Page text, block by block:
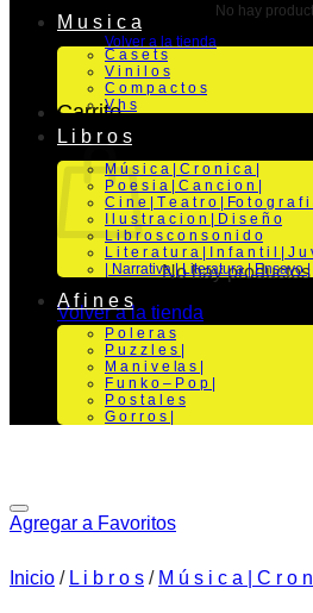
No hay
Volver a la tienda
Carrito
No hay
Volver a la tienda
M u s i c a
C a s e t s
V i n i l o s
C o m p a c t o s
V h s
L i b r o s
M ú s i c a | C r o n i c a |
P o e s i a | C a n c i o n |
C i n e | T e a t r o | Fo t o g r a f i
I l u s t r a c i o n | D i s e ñ o
L i b r o s c o n s o n i d o
L i t e r a t u r a | I n f a n t i l | J u
| Narrativa | Literatura | Ensayo |
A f i n e s
P o l e r a s
P u z z l e s |
M a n i v e la s |
F u n k o – P o p |
P o s t a l e s
G o r r o s |
Agregar a Favoritos
Inicio / L i b r o s / M ú s i c a | C r o n